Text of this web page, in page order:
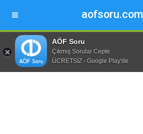
aofsoru.com
AÖF Soru
Çıkmış Sorular Cepte
ÜCRETSİZ - Google Play'de